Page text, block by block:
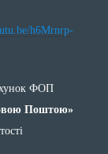
h6Mrnrp-
ФОП
Поштою»